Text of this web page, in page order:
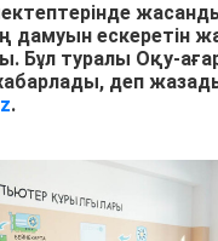
дамуын ескеретін
Бұл туралы Оқу-
хабарлады, деп
.